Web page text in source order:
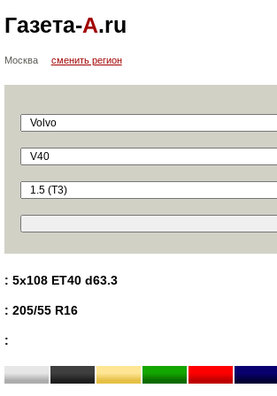
Газета-А.ru
Москва сменить регион
: 5x108 ET40 d63.3
: 205/55 R16
: